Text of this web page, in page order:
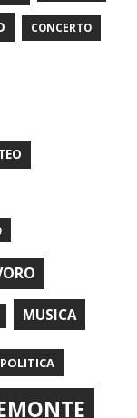
CONCERTO
MUSICA
POLITICA